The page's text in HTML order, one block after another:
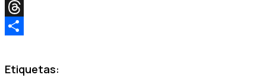
Link
X
Threads
Etiquetas: